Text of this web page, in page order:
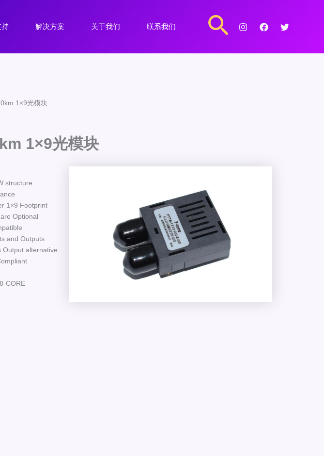
持 解决方案 关于我们 联系我们
搜
索
1×9光模块
1×9光模块
structure
1×9 Footprint
Optional
and Outputs
Output alternative
CORE